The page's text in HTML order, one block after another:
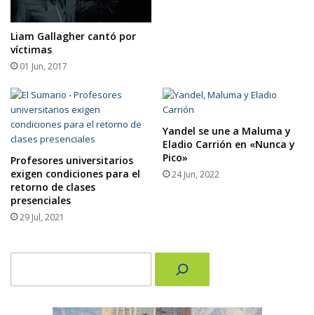
Liam Gallagher cantó por
víctimas
01 Jun, 2017
Profesores universitarios
exigen condiciones para el
retorno de clases
presenciales
29 Jul, 2021
Yandel se une a Maluma y
Eladio Carrión en «Nunca y
Pico»
24 Jun, 2022